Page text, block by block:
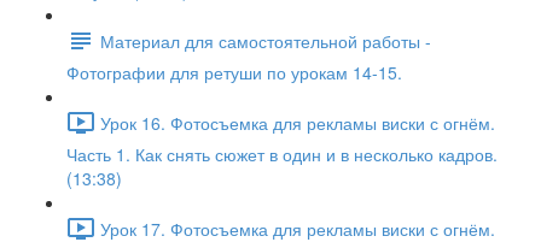
Материал для самостоятельной работы -
Фотографии для ретуши по урокам 14-15.
Урок 16. Фотосъемка для рекламы виски с огнём.
Часть 1. Как снять сюжет в один и в несколько кадров.
(13:38)
Урок 17. Фотосъемка для рекламы виски с огнём.